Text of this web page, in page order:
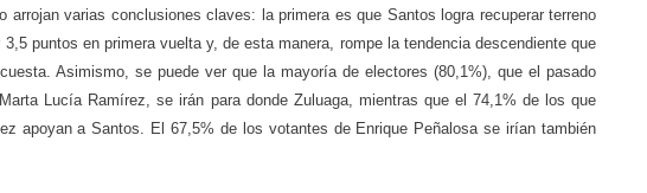
arrojan varias conclusiones claves: la primera es que Santos logra recuperar terreno
puntos en primera vuelta y, de esta manera, rompe la tendencia descendiente que
Asimismo, se puede ver que la mayoría de electores (80,1%), que el pasado
Lucía Ramírez, se irán para donde Zuluaga, mientras que el 74,1% de los que
apoyan a Santos. El 67,5% de los votantes de Enrique Peñalosa se irían también